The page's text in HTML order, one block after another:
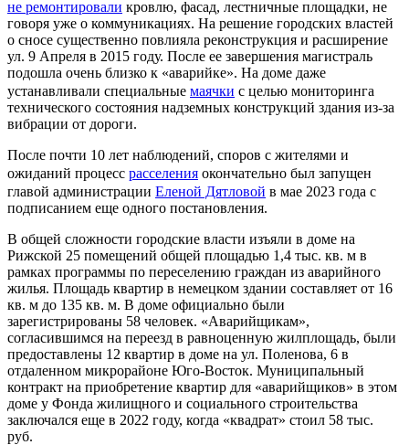
не ремонтировали кровлю, фасад, лестничные площадки, не
говоря уже о коммуникациях. На решение городских властей
о сносе существенно повлияла реконструкция и расширение
ул. 9 Апреля в 2015 году. После ее завершения магистраль
подошла очень близко к «аварийке». На доме даже
устанавливали специальные маячки с целью мониторинга
технического состояния надземных конструкций здания из-за
вибрации от дороги.
После почти 10 лет наблюдений, споров с жителями и
ожиданий процесс расселения окончательно был запущен
главой администрации Еленой Дятловой в мае 2023 года с
подписанием еще одного постановления.
В общей сложности городские власти изъяли в доме на
Рижской 25 помещений общей площадью 1,4 тыс. кв. м в
рамках программы по переселению граждан из аварийного
жилья. Площадь квартир в немецком здании составляет от 16
кв. м до 135 кв. м. В доме официально были
зарегистрированы 58 человек. «Аварийщикам»,
согласившимся на переезд в равноценную жилплощадь, были
предоставлены 12 квартир в доме на ул. Поленова, 6 в
отдаленном микрорайоне Юго-Восток. Муниципальный
контракт на приобретение квартир для «аварийщиков» в этом
доме у Фонда жилищного и социального строительства
заключался еще в 2022 году, когда «квадрат» стоил 58 тыс.
руб.